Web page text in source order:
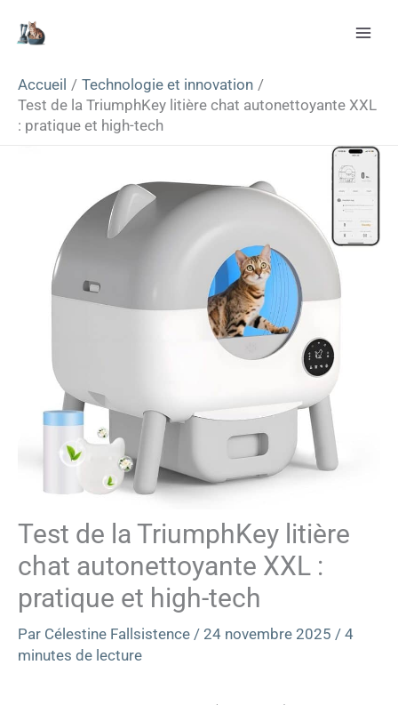
Accueil
Technologie et innovation
Test de la TriumphKey litière chat autonettoyante XXL
: pratique et high-tech
Test de la TriumphKey litière
chat autonettoyante XXL :
pratique et high-tech
Par Célestine Fallsistence / 24 novembre 2025 / 4
minutes de lecture